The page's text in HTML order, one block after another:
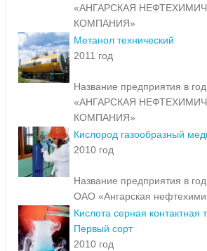
«АНГАРСКАЯ
КОМПАНИЯ»
Метанол технический
2011 год
Название предприятия в
«АНГАРСКАЯ
КОМПАНИЯ»
Кислород газообразный
2010 год
Название предприятия в
ОАО «Ангарская
Кислота серная контактная
Первый сорт
2010 год